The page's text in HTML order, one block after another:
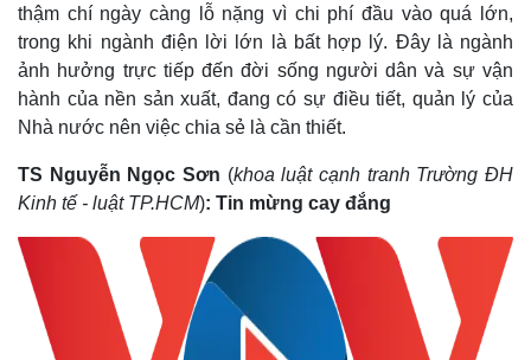
thậm chí ngày càng lỗ nặng vì chi phí đầu vào quá lớn,
trong khi ngành điện lời lớn là bất hợp lý. Đây là ngành
ảnh hưởng trực tiếp đến đời sống người dân và sự vận
hành của nền sản xuất, đang có sự điều tiết, quản lý của
Nhà nước nên việc chia sẻ là cần thiết.
TS Nguyễn Ngọc Sơn (khoa luật cạnh tranh Trường ĐH
Kinh tế - luật TP.HCM): Tin mừng cay đắng